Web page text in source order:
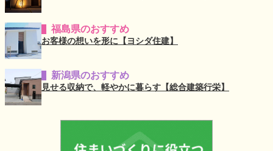
福島県のおすすめ
お客様の想いを形に【ヨシダ住建】
新潟県のおすすめ
見せる収納で、軽やかに暮らす【総合建築行栄】